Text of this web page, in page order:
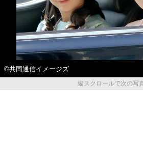
©共同通信イメージズ
縦スクロールで次の写